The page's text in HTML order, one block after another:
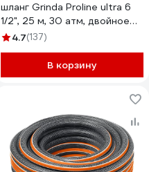
шланг Grinda Proline ultra 6
1/2", 25 м, 30 атм, двойное
армирование 429009-1/2-25
4.7(137)
В корзину